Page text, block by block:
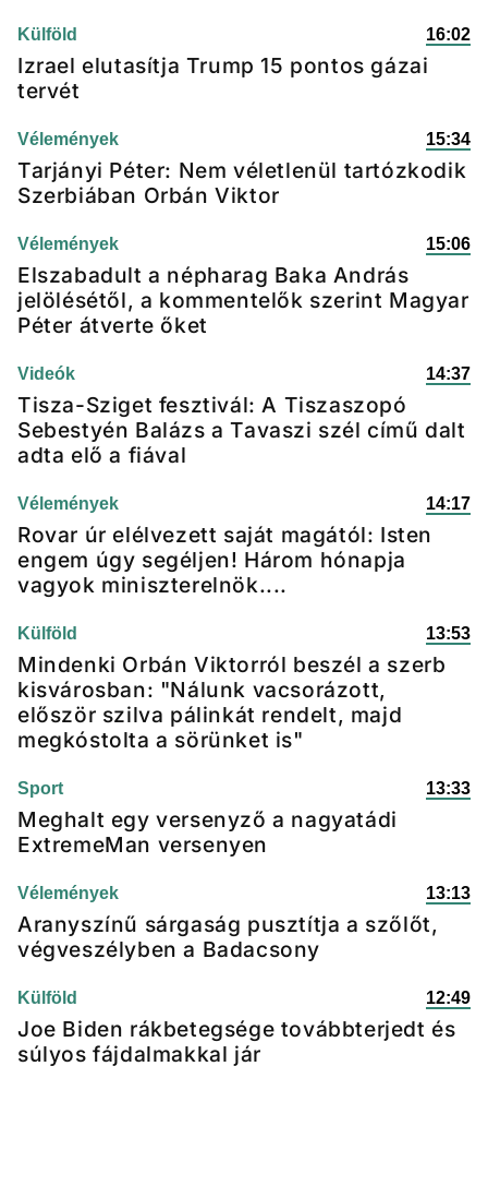
Külföld 16:02
Izrael elutasítja Trump 15 pontos gázai
tervét
Vélemények 15:34
Tarjányi Péter: Nem véletlenül tartózkodik
Szerbiában Orbán Viktor
Vélemények 15:06
Elszabadult a népharag Baka András
jelölésétől, a kommentelők szerint Magyar
Péter átverte őket
Videók 14:37
Tisza-Sziget fesztivál: A Tiszaszopó
Sebestyén Balázs a Tavaszi szél című dalt
adta elő a fiával
Vélemények 14:17
Rovar úr elélvezett saját magától: Isten
engem úgy segéljen! Három hónapja
vagyok miniszterelnök....
Külföld 13:53
Mindenki Orbán Viktorról beszél a szerb
kisvárosban: "Nálunk vacsorázott,
először szilva pálinkát rendelt, majd
megkóstolta a sörünket is"
Sport 13:33
Meghalt egy versenyző a nagyatádi
ExtremeMan versenyen
Vélemények 13:13
Aranyszínű sárgaság pusztítja a szőlőt,
végveszélyben a Badacsony
Külföld 12:49
Joe Biden rákbetegsége továbbterjedt és
súlyos fájdalmakkal jár